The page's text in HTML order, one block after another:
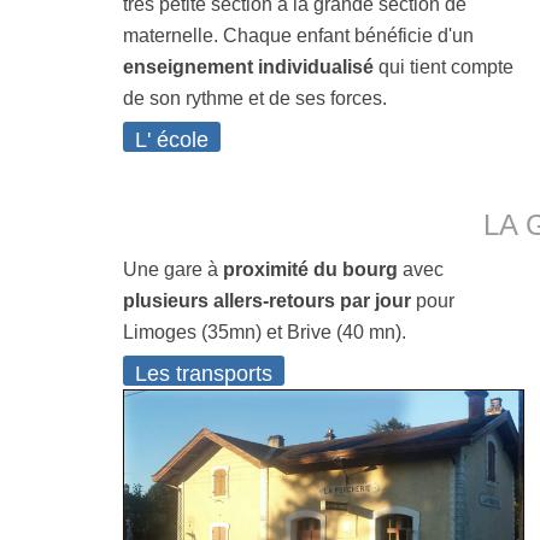
très petite section à la grande section de
maternelle. Chaque enfant bénéficie d'un
enseignement individualisé qui tient compte
de son rythme et de ses forces.
L' école
LA
Une gare à proximité du bourg avec
plusieurs allers-retours par jour pour
Limoges (35mn) et Brive (40 mn).
Les transports